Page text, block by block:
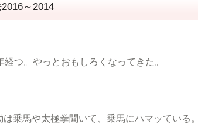
～2014
つ。やっとおもしろくなってきた。
乗馬や太極拳聞いて、乗馬にハマッている。